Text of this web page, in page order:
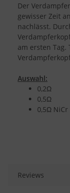
Der
gewisser Zeit
nachlässt.
am ersten Tag.
Auswahl:
0,2Ω
0,5Ω
0,5Ω NiCr
Reviews